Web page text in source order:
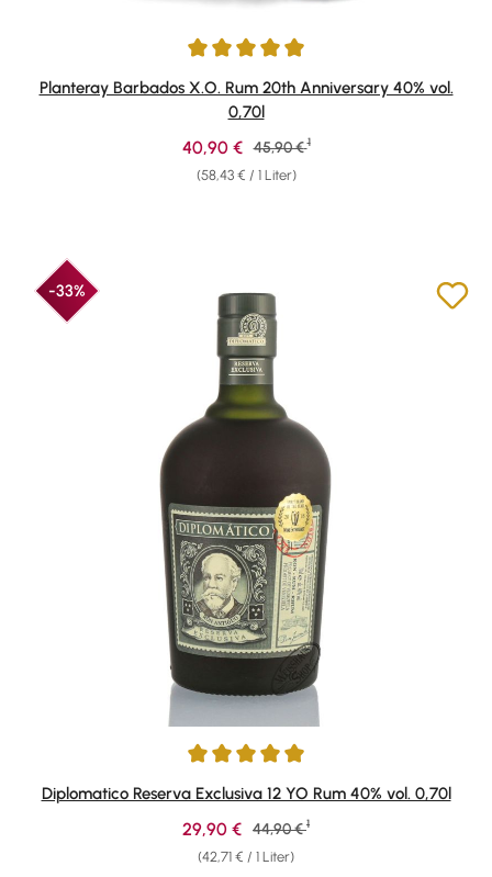
Durchschnittliche Bewertung von 4.91 von 5 Sternen
Planteray Barbados X.O. Rum 20th Anniversary 40% vol.
0,70l
(58,43 € / 1 Liter)
Verkaufspreis:
40,90 € Regulärer Preis:
45,90 € 1
-33%
Durchschnittliche Bewertung von 4.9 von 5 Sternen
Diplomatico Reserva Exclusiva 12 YO Rum 40% vol. 0,70l
(42,71 € / 1 Liter)
Verkaufspreis:
29,90 € Regulärer Preis:
44,90 € 1